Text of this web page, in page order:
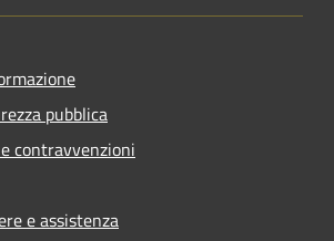
pubblica
contravvenzioni
e assistenza